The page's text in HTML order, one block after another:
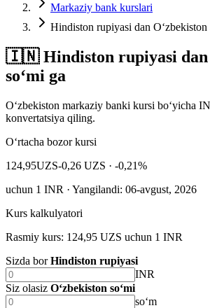
Markaziy bank kurslari
Hindiston rupiyasi dan O‘zbekiston
🇮🇳 Hindiston rupiyasi dan
so‘mi ga
Oʻzbekiston markaziy banki kursi bo‘yicha
konvertatsiya qiling.
O‘rtacha bozor kursi
124,95UZS-0,26 UZS · -0,21%
uchun 1 INR · Yangilandi: 06-avgust, 2026
Kurs kalkulyatori
Rasmiy kurs: 124,95 UZS uchun 1 INR
Sizda bor Hindiston rupiyasi
INR
Siz olasiz O‘zbekiston so‘mi
soʻm